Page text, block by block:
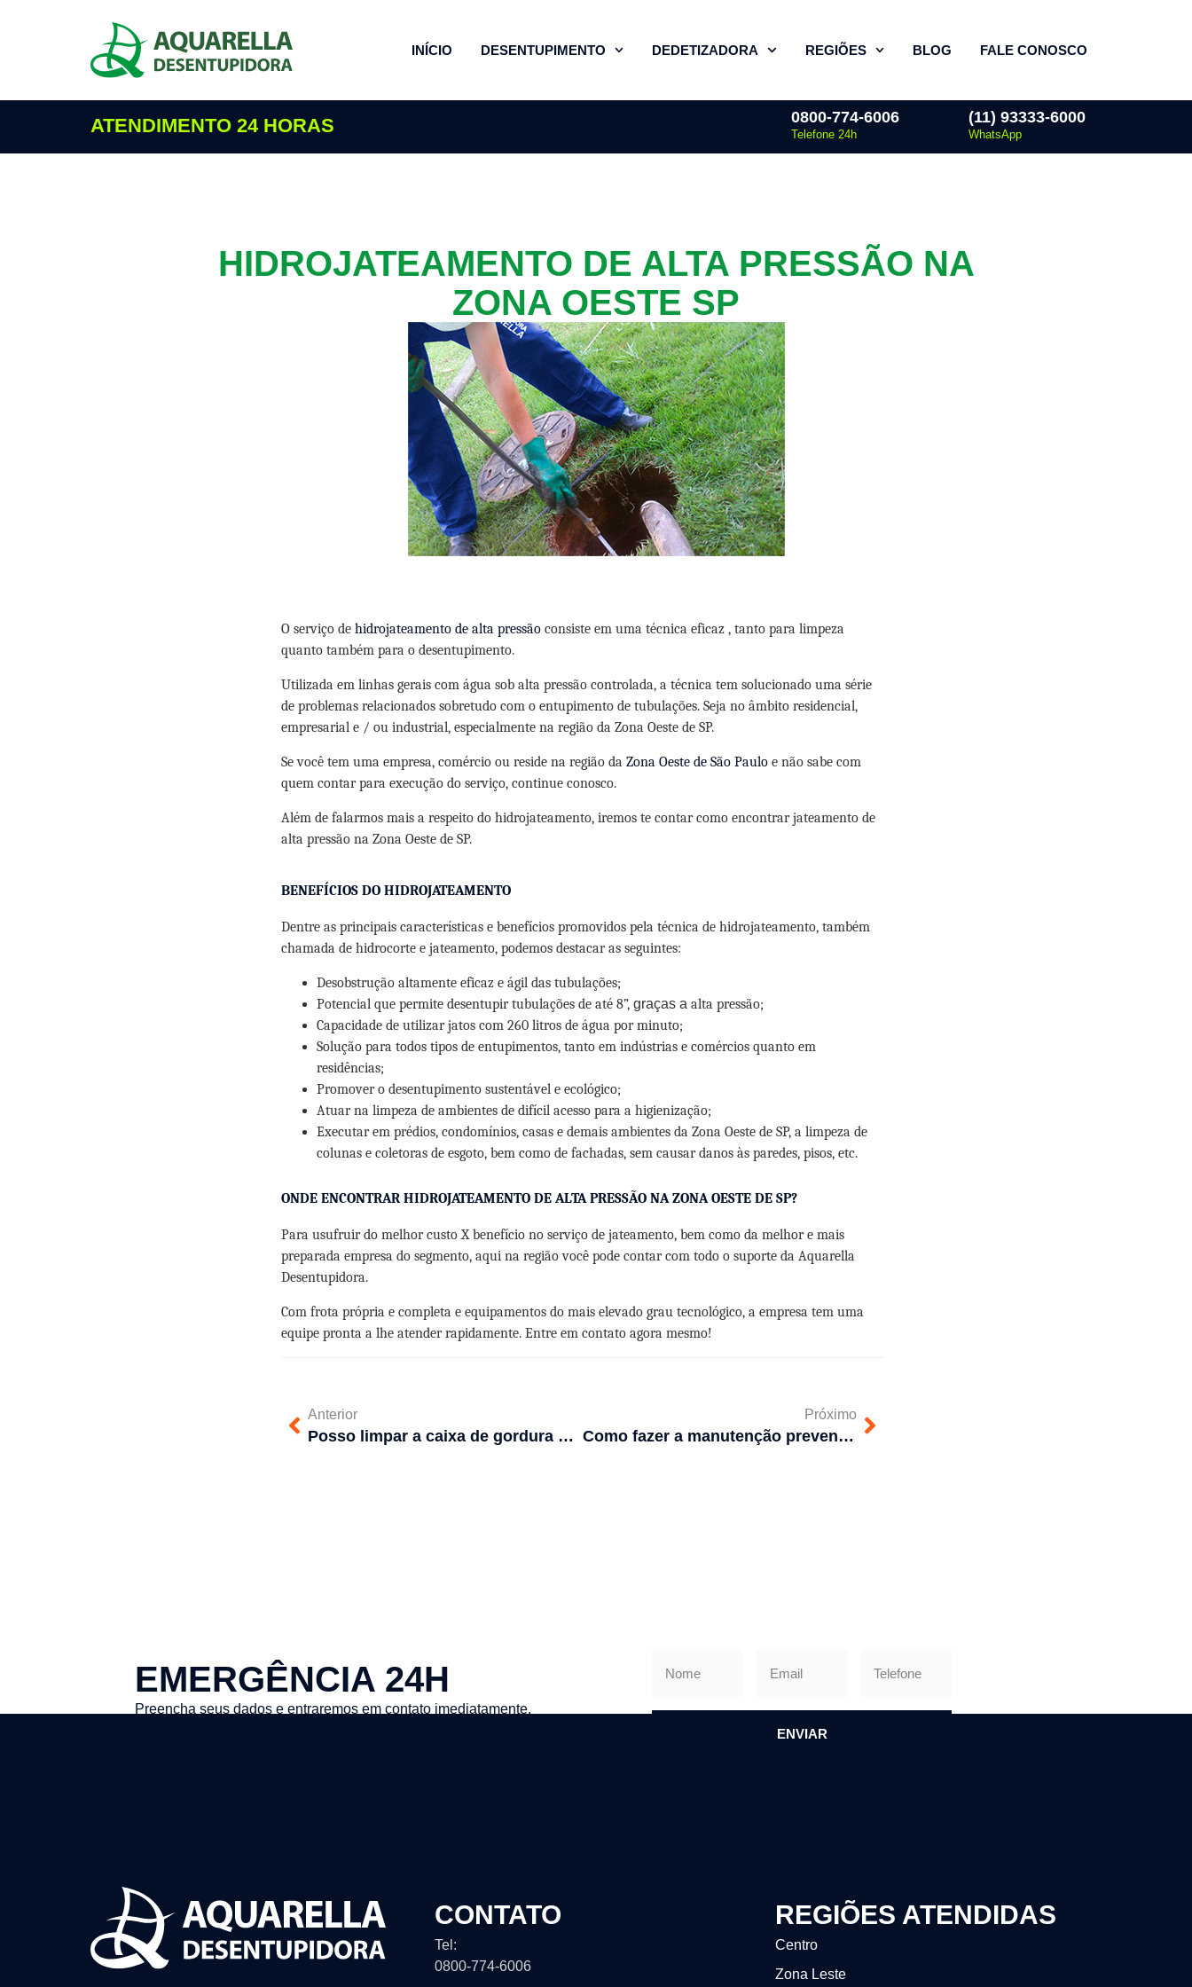
INÍCIO DESENTUPIMENTO DEDETIZADORA REGIÕES BLOG FALE CONOSCO
ATENDIMENTO 24 HORAS 0800-774-6006
Telefone 24h
(11) 93333-6000
WhatsApp
HIDROJATEAMENTO DE ALTA PRESSÃO NA
ZONA OESTE SP
O serviço de hidrojateamento de alta pressão consiste em uma técnica eficaz , tanto para limpeza
quanto também para o desentupimento.
Utilizada em linhas gerais com água sob alta pressão controlada, a técnica tem solucionado uma série
de problemas relacionados sobretudo com o entupimento de tubulações. Seja no âmbito residencial,
empresarial e / ou industrial, especialmente na região da Zona Oeste de SP.
Se você tem uma empresa, comércio ou reside na região da Zona Oeste de São Paulo e não sabe com
quem contar para execução do serviço, continue conosco.
Além de falarmos mais a respeito do hidrojateamento, iremos te contar como encontrar jateamento de
alta pressão na Zona Oeste de SP.
BENEFÍCIOS DO HIDROJATEAMENTO
Dentre as principais características e benefícios promovidos pela técnica de hidrojateamento, também
chamada de hidrocorte e jateamento, podemos destacar as seguintes:
Desobstrução altamente eficaz e ágil das tubulações;
Potencial que permite desentupir tubulações de até 8”, graças a alta pressão;
Capacidade de utilizar jatos com 260 litros de água por minuto;
Solução para todos tipos de entupimentos, tanto em indústrias e comércios quanto em
residências;
Promover o desentupimento sustentável e ecológico;
Atuar na limpeza de ambientes de difícil acesso para a higienização;
Executar em prédios, condomínios, casas e demais ambientes da Zona Oeste de SP, a limpeza de
colunas e coletoras de esgoto, bem como de fachadas, sem causar danos às paredes, pisos, etc.
ONDE ENCONTRAR HIDROJATEAMENTO DE ALTA PRESSÃO NA ZONA OESTE DE SP?
Para usufruir do melhor custo X benefício no serviço de jateamento, bem como da melhor e mais
preparada empresa do segmento, aqui na região você pode contar com todo o suporte da Aquarella
Desentupidora.
Com frota própria e completa e equipamentos do mais elevado grau tecnológico, a empresa tem uma
equipe pronta a lhe atender rapidamente. Entre em contato agora mesmo!
Anterior
Posso limpar a caixa de gordura sozinho?
Próximo
Como fazer a manutenção preventiva da limpeza de caixa de gordura
EMERGÊNCIA 24H
Preencha seus dados e entraremos em contato imediatamente.
ENVIAR
CONTATO
Tel:
0800-774-6006
REGIÕES ATENDIDAS
Centro
Zona Leste